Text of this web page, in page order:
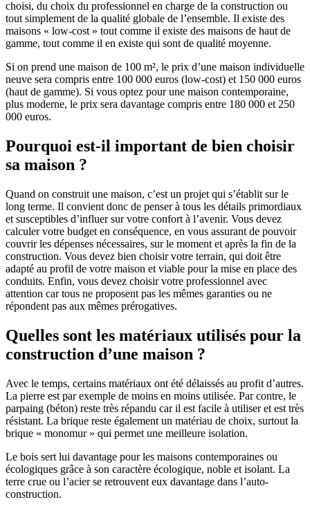
choisi, du choix du professionnel en charge de la construction ou
tout simplement de la qualité globale de l’ensemble. Il existe des
maisons « low-cost » tout comme il existe des maisons de haut de
gamme, tout comme il en existe qui sont de qualité moyenne.
Si on prend une maison de 100 m², le prix d’une maison individuelle
neuve sera compris entre 100 000 euros (low-cost) et 150 000 euros
(haut de gamme). Si vous optez pour une maison contemporaine,
plus moderne, le prix sera davantage compris entre 180 000 et 250
000 euros.
Pourquoi est-il important de bien choisir
sa maison ?
Quand on construit une maison, c’est un projet qui s’établit sur le
long terme. Il convient donc de penser à tous les détails primordiaux
et susceptibles d’influer sur votre confort à l’avenir. Vous devez
calculer votre budget en conséquence, en vous assurant de pouvoir
couvrir les dépenses nécessaires, sur le moment et après la fin de la
construction. Vous devez bien choisir votre terrain, qui doit être
adapté au profil de votre maison et viable pour la mise en place des
conduits. Enfin, vous devez choisir votre professionnel avec
attention car tous ne proposent pas les mêmes garanties ou ne
répondent pas aux mêmes prérogatives.
Quelles sont les matériaux utilisés pour la
construction d’une maison ?
Avec le temps, certains matériaux ont été délaissés au profit d’autres.
La pierre est par exemple de moins en moins utilisée. Par contre, le
parpaing (béton) reste très répandu car il est facile à utiliser et est très
résistant. La brique reste également un matériau de choix, surtout la
brique « monomur » qui permet une meilleure isolation.
Le bois sert lui davantage pour les maisons contemporaines ou
écologiques grâce à son caractère écologique, noble et isolant. La
terre crue ou l’acier se retrouvent eux davantage dans l’auto-
construction.